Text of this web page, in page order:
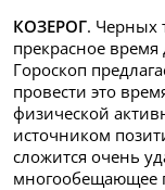
КОЗЕРОГ. Черных
прекрасное
Гороскоп
провести это
физической
источником
сложится очень
многообещающее